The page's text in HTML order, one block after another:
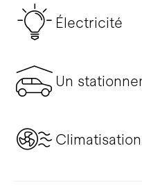
Électricité
Un
Climatisation